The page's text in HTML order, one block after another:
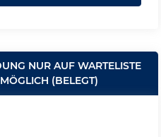
NUR AUF WARTELISTE
MÖGLICH (BELEGT)